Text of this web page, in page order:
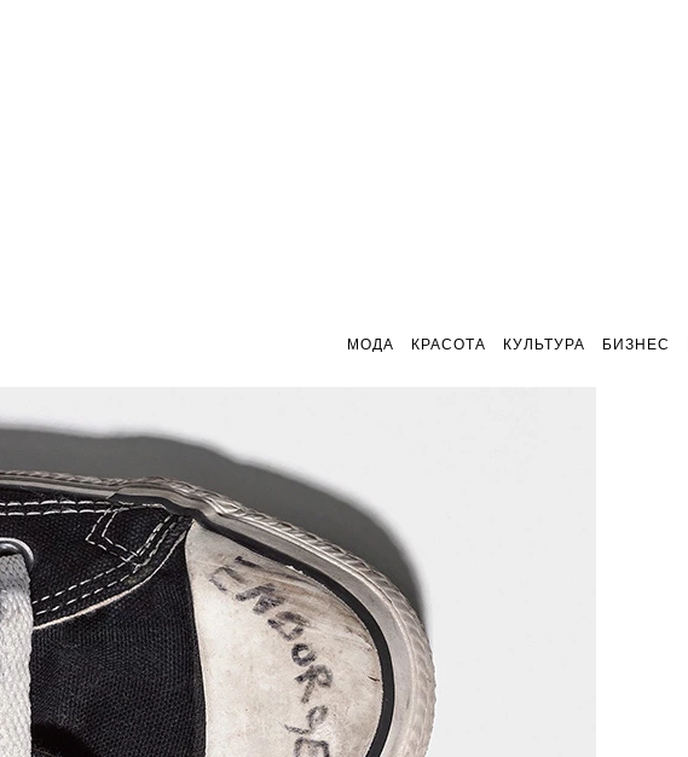
МОДА КРАСОТА КУЛЬТУРА БИЗНЕС